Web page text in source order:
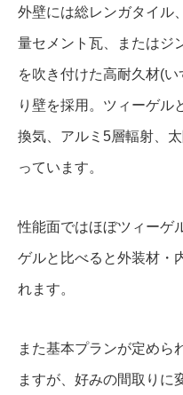
外壁には総レンガタイル
量セメント瓦、またはジ
を吹き付けた高耐久材(
り壁を採用。ツィーゲル
換気、アルミ5層輻射、
っています。
性能面ではほぼツィーゲ
ゲルと比べると外装材・
れます。
また基本プランが定めら
ますが、好みの間取りに